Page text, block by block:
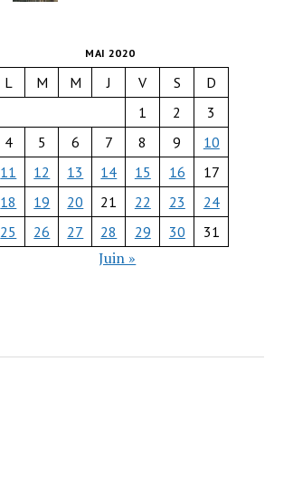
MAI 2020
L M M J V S
D
1
2
3
4
5 6 7 8 9
10
11
12 13 14 15 16
17
18
19 20 21 22 23
24
25
26 27 28 29 30 31
Juin »